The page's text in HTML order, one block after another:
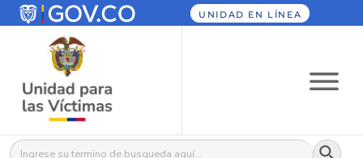
UNIDAD EN LÍNEA
Buscar: Botón